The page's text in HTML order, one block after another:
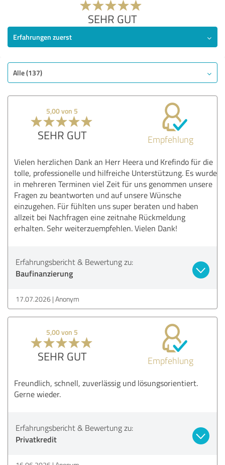
SEHR GUT
Erfahrungen zuerst
Alle (137)
5,00 von 5
SEHR GUT Empfehlung
Vielen herzlichen Dank an Herr Heera und Krefindo für die
tolle, professionelle und hilfreiche Unterstützung. Es wurde
in mehreren Terminen viel Zeit für uns genommen unsere
Fragen zu beantworten und auf unsere Wünsche
einzugehen. Für fühlten uns super beraten und haben
allzeit bei Nachfragen eine zeitnahe Rückmeldung
erhalten. Sehr weiterzuempfehlen. Vielen Dank!
Erfahrungsbericht & Bewertung zu:
Baufinanzierung
17.07.2026 Anonym
5,00 von 5
SEHR GUT Empfehlung
Freundlich, schnell, zuverlässig und lösungsorientiert.
Gerne wieder.
Erfahrungsbericht & Bewertung zu:
Privatkredit